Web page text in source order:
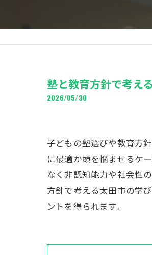
塾と教育方針で考え
2026/05/30
子どもの塾選びや教育方
に最適か頭を悩ませるケ
なく非認知能力や社会性
方針で考える太田市の学
ントを得られます。